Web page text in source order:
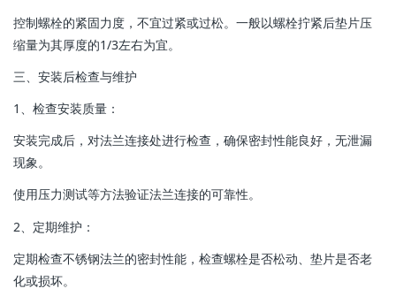
控制螺栓的紧固力度，不宜过紧或过松。一般以螺栓拧紧后垫片压
缩量为其厚度的1/3左右为宜。
三、安装后检查与维护
‌1、检查安装质量‌：
安装完成后，对法兰连接处进行检查，确保密封性能良好，无泄漏
现象。
使用压力测试等方法验证法兰连接的可靠性。
‌2、定期维护‌：
定期检查不锈钢法兰的密封性能，检查螺栓是否松动、垫片是否老
化或损坏。